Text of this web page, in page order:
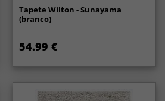
Tapete Wilton - Sunayama
(branco)
54.99 €